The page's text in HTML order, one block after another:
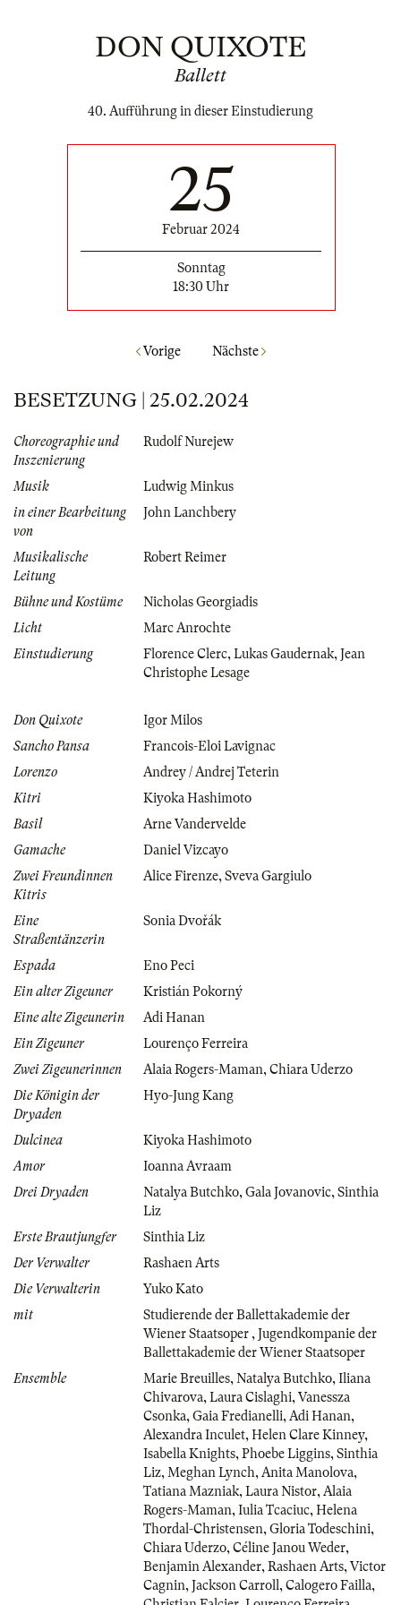
DON QUIXOTE
Ballett
40. Aufführung in dieser Einstudierung
25
Februar 2024
Sonntag
18:30 Uhr
Vorige Nächste
BESETZUNG | 25.02.2024
Choreographie und
Inszenierung
Rudolf Nurejew
Musik
Ludwig Minkus
in einer Bearbeitung
von
John Lanchbery
Musikalische
Leitung
Robert Reimer
Bühne und Kostüme
Nicholas Georgiadis
Licht
Marc Anrochte
Einstudierung
Florence Clerc, Lukas Gaudernak, Jean
Christophe Lesage
Don Quixote
Igor Milos
Sancho Pansa
Francois-Eloi Lavignac
Lorenzo
Andrey / Andrej Teterin
Kitri
Kiyoka Hashimoto
Basil
Arne Vandervelde
Gamache
Daniel Vizcayo
Zwei Freundinnen
Kitris
Alice Firenze, Sveva Gargiulo
Eine
Straßentänzerin
Sonia Dvořák
Espada
Eno Peci
Ein alter Zigeuner
Kristián Pokorný
Eine alte Zigeunerin
Adi Hanan
Ein Zigeuner
Lourenço Ferreira
Zwei Zigeunerinnen
Alaia Rogers-Maman, Chiara Uderzo
Die Königin der
Dryaden
Hyo-Jung Kang
Dulcinea
Kiyoka Hashimoto
Amor
Ioanna Avraam
Drei Dryaden
Natalya Butchko, Gala Jovanovic, Sinthia
Liz
Erste Brautjungfer
Sinthia Liz
Der Verwalter
Rashaen Arts
Die Verwalterin
Yuko Kato
mit
Studierende der Ballettakademie der
Wiener Staatsoper , Jugendkompanie der
Ballettakademie der Wiener Staatsoper
Ensemble
Marie Breuilles, Natalya Butchko, Iliana
Chivarova, Laura Cislaghi, Vanessza
Csonka, Gaia Fredianelli, Adi Hanan,
Alexandra Inculet, Helen Clare Kinney,
Isabella Knights, Phoebe Liggins, Sinthia
Liz, Meghan Lynch, Anita Manolova,
Tatiana Mazniak, Laura Nistor, Alaia
Rogers-Maman, Iulia Tcaciuc, Helena
Thordal-Christensen, Gloria Todeschini,
Chiara Uderzo, Céline Janou Weder,
Benjamin Alexander, Rashaen Arts, Victor
Cagnin, Jackson Carroll , Calogero Failla,